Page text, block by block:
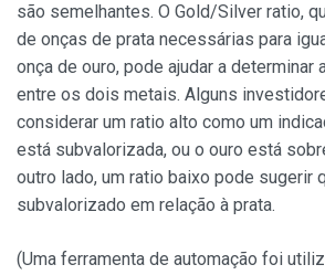
são semelhantes. O Gold/Silver ratio,
de onças de prata necessárias para
onça de ouro, pode ajudar a determinar
entre os dois metais. Alguns
considerar um ratio alto como um
está subvalorizada, ou o ouro está
outro lado, um ratio baixo pode sugerir
subvalorizado em relação à prata.
(Uma ferramenta de automação foi